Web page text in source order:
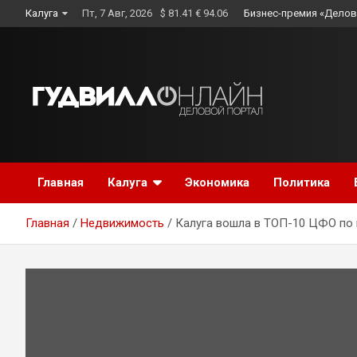
to
Калуга Пт, 7 Авг, 2026 $ 81.41 € 94.06 Бизнес-премия
Главная Калуга Экономика Политика
Главная Недвижимость Калуга вошла в ТОП-10 ЦФО по